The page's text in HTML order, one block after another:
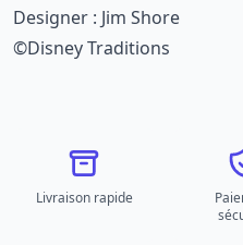
Designer : Jim Shore
©Disney Traditions
Livraison rapide